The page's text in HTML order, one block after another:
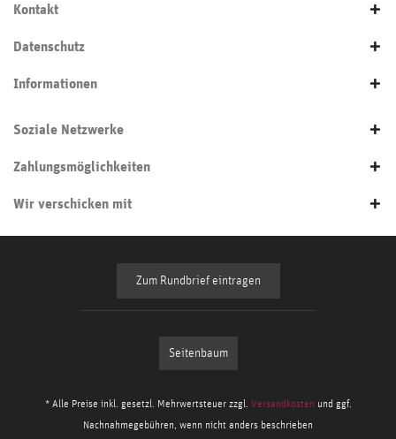
Kontakt
Datenschutz
Informationen
Soziale Netzwerke
Zahlungsmöglichkeiten
Wir verschicken mit
Zum Rundbrief eintragen
Seitenbaum
* Alle Preise inkl. gesetzl. Mehrwertsteuer zzgl. Versandkosten und ggf.
Nachnahmegebühren, wenn nicht anders beschrieben